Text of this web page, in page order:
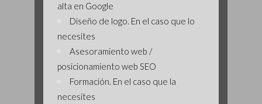
alta en Google
Diseño de logo. En el caso que lo
necesites
Asesoramiento web /
posicionamiento web SEO
Formación. En el caso que la
necesites